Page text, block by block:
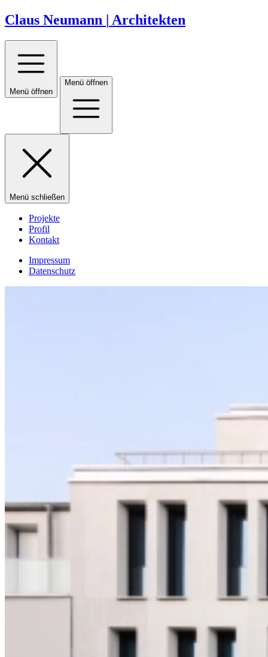
Claus Neumann | Architekten
Menü öffnen
Menü öffnen
Menü schließen
Projekte
Profil
Kontakt
Impressum
Datenschutz